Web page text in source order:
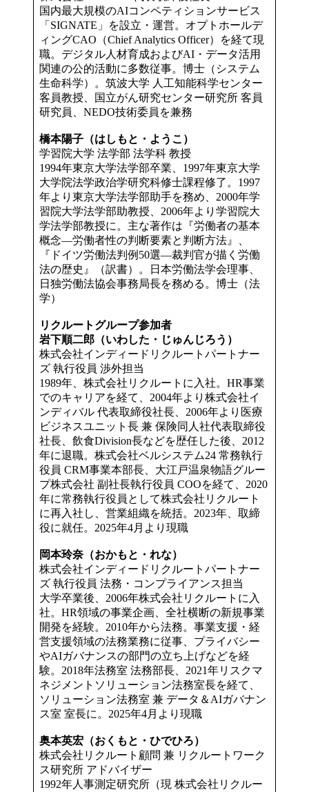
国内最大規模のAIコンペティションサービス
「SIGNATE」を設立・運営。オプトホールデ
ィングCAO（Chief Analytics Officer）を経て現
職。デジタル人材育成およびAI・データ活用
関連の公的活動に多数従事。博士（システム
生命科学）。筑波大学 人工知能科学センター
客員教授、国立がん研究センター研究所 客員
研究員、NEDO技術委員を兼務
橋本陽子（はしもと・ようこ）
学習院大学 法学部 法学科 教授
1994年東京大学法学部卒業、1997年東京大学
大学院法学政治学研究科修士課程修了。1997
年より東京大学法学部助手を務め、2000年学
習院大学法学部助教授、2006年より学習院大
学法学部教授に。主な著作は『労働者の基本
概念―労働者性の判断要素と判断方法』、
『ドイツ労働法判例50選―裁判官が描く労働
法の歴史』（訳書）。日本労働法学会理事、
日独労働法協会事務局長を務める。博士（法
学）
リクルートグループ参加者
岩下順二郎（いわした・じゅんじろう）
株式会社インディードリクルートパートナー
ズ 執行役員 渉外担当
1989年、株式会社リクルートに入社。HR事業
でのキャリアを経て、2004年より株式会社イ
ンディバル 代表取締役社長、2006年より医療
ビジネスユニット長 兼 保険同人社代表取締役
社長、飲食Division長などを歴任した後、2012
年に退職。株式会社ベルシステム24 常務執行
役員 CRM事業本部長、大江戸温泉物語グルー
プ株式会社 副社長執行役員 COOを経て、2020
年に常務執行役員として株式会社リクルート
に再入社し、営業組織を統括。2023年、取締
役に就任。2025年4月より現職
岡本玲奈（おかもと・れな）
株式会社インディードリクルートパートナー
ズ 執行役員 法務・コンプライアンス担当
大学卒業後、2006年株式会社リクルートに入
社。HR領域の事業企画、全社横断の新規事業
開発を経験。2010年から法務。事業支援・経
営支援領域の法務業務に従事、プライバシー
やAIガバナンスの部門の立ち上げなどを経
験。2018年法務室 法務部長、2021年リスクマ
ネジメントソリューション法務室長を経て、
ソリューション法務室 兼 データ＆AIガバナン
ス室 室長に。2025年4月より現職
奥本英宏（おくもと・ひでひろ）
株式会社リクルート顧問 兼 リクルートワーク
ス研究所 アドバイザー
1992年人事測定研究所（現 株式会社リクルー